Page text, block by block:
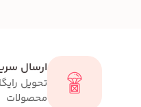
ارسال
تحویل
محصولات